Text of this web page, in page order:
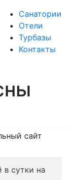
Санатории
Отели
Турбазы
Контакты
в сутки на